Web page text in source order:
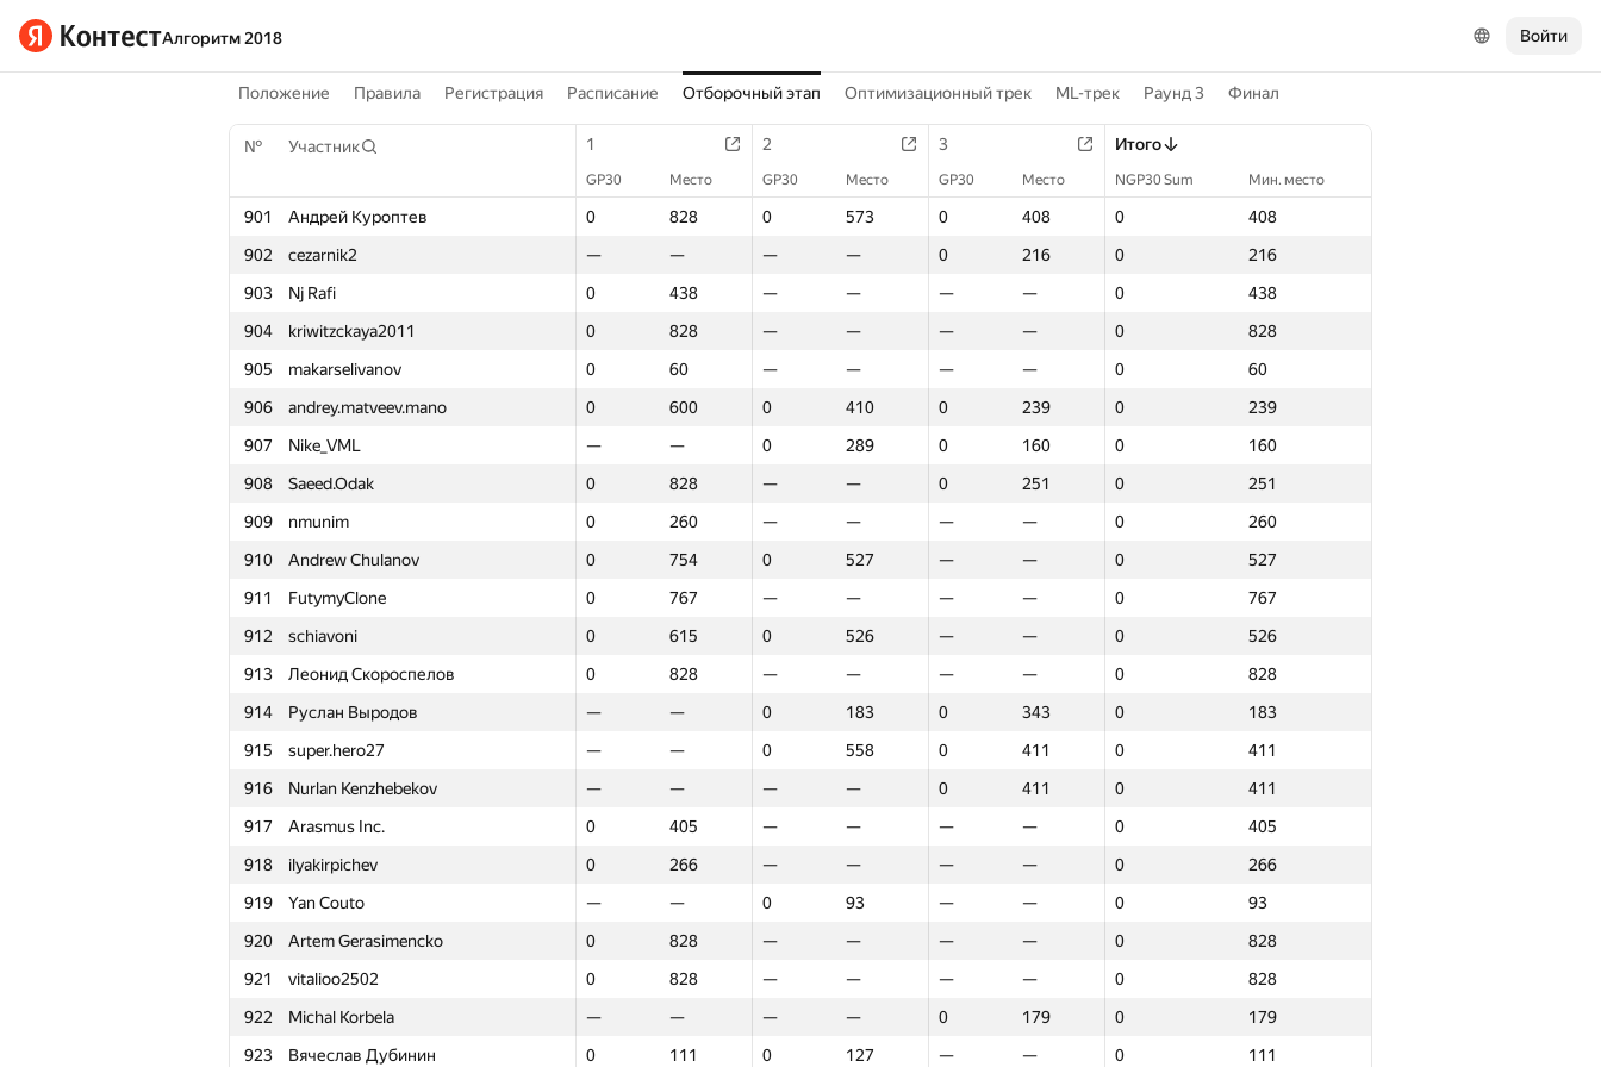
Алгоритм 2018 Войти
Положение Правила Регистрация Расписание Отборочный этап Оптимизационный трек ML-трек Раунд 3 Финал
№ Участник 1 2 3 Итого
GP30 Место GP30 Место GP30 Место NGP30 Sum Мин. место
901 Андрей Куроптев 0 828 0 573 0 408 0
408
902
cezarnik2 — — — — 0 216 0
216
903
Nj Rafi 0 438 — — — — 0
438
904
kriwitzckaya2011 0 828 — — — — 0
828
905
makarselivanov 0 60 — — — — 0
60
906
andrey.matveev.mano 0 600 0 410 0 239 0
239
907
Nike_VML — — 0 289 0 160 0
160
908
Saeed.Odak 0 828 — — 0 251 0
251
909
nmunim 0 260 — — — — 0
260
910
Andrew Chulanov 0 754 0 527 — — 0
527
911
FutymyClone 0 767 — — — — 0
767
912
schiavoni 0 615 0 526 — — 0
526
913
Леонид Скороспелов 0 828 — — — — 0
828
914
Руслан Выродов — — 0 183 0 343 0
183
915
super.hero27 — — 0 558 0 411 0
411
916
Nurlan Kenzhebekov — — — — 0 411 0
411
917
Arasmus Inc. 0 405 — — — — 0
405
918
ilyakirpichev 0 266 — — — — 0
266
919
Yan Couto — — 0 93 — — 0
93
920
Artem Gerasimencko 0 828 — — — — 0
828
921
vitalioo2502 0 828 — — — — 0
828
922
Michal Korbela — — — — 0 179 0
179
923
Вячеслав Дубинин 0 111 0 127 — — 0
111
3 Итого
GP30 Место GP30 Место NGP30 Sum Мин. место